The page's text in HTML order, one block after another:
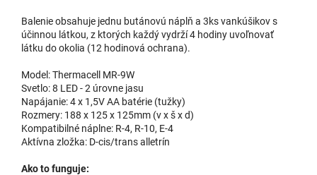
Balenie obsahuje jednu butánovú náplň a 3ks vankúšikov s
účinnou látkou, z ktorých každý vydrží 4 hodiny uvoľnovať
látku do okolia (12 hodinová ochrana).
Model: Thermacell MR-9W
Svetlo: 8 LED - 2 úrovne jasu
Napájanie: 4 x 1,5V AA batérie (tužky)
Rozmery: 188 x 125 x 125mm (v x š x d)
Kompatibilné náplne: R-4, R-10, E-4
Aktívna zložka: D-cis/trans alletrín
Ako to funguje: